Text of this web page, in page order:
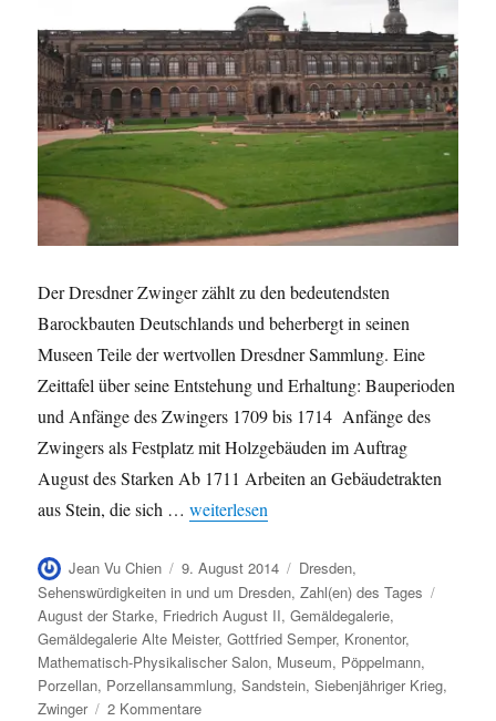
Der Dresdner Zwinger zählt zu den bedeutendsten
Barockbauten Deutschlands und beherbergt in seinen
Museen Teile der wertvollen Dresdner Sammlung. Eine
Zeittafel über seine Entstehung und Erhaltung: Bauperioden
und Anfänge des Zwingers 1709 bis 1714 Anfänge des
Zwingers als Festplatz mit Holzgebäuden im Auftrag
August des Starken Ab 1711 Arbeiten an Gebäudetrakten
aus Stein, die sich …„Der Dresdner Zwinger in Zahlen“
weiterlesen
Autor
Jean Vu Chien
Veröffentlicht
am
9. August 2014 Kategorien
Dresden,
Sehenswürdigkeiten in und um Dresden,Zahl(en) des Tages
August der Starke, Friedrich August II,Gemäldegalerie,
Gemäldegalerie Alte Meister,Gottfried Semper, Kronentor,
Mathematisch-Physikalischer Salon, Museum, Pöppelmann,
Porzellan, Porzellansammlung,Sandstein,Siebenjähriger Krieg,
Zwinger
2 Kommentarezu